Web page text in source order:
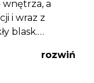
wnętrza, a
i wraz z
blask.
rozwiń